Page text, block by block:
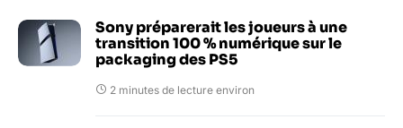
Sony préparerait les joueurs à une
transition 100 % numérique sur le
packaging des PS5
2 minutes de lecture environ